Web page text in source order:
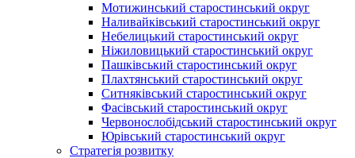
Мотижинський старостинський округ
Наливайківський старостинський округ
Небелицький старостинський округ
Ніжиловицький старостинський округ
Пашківський старостинський округ
Плахтянський старостинський округ
Ситняківський старостинський округ
Фасівський старостинський округ
Червонослобідський старостинський округ
Юрівський старостинський округ
Стратегія розвитку